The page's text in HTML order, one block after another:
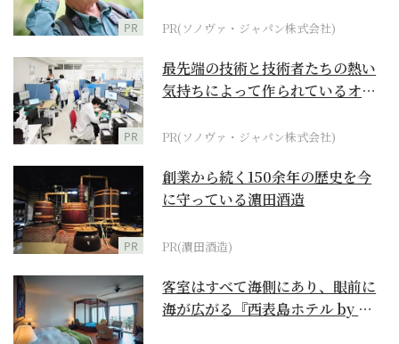
PR PR(ソノヴァ・ジャパン株式会社)
PR
最先端の技術と技術者たちの熱い
気持ちによって作られているオー
PR(ソノヴァ・ジャパン株式会社)
PR
創業から続く150余年の歴史を今
に守っている濵田酒造
PR(濵田酒造)
客室はすべて海側にあり、眼前に
海が広がる『西表島ホテル by 星